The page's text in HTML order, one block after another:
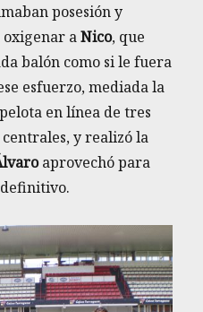
posesión y
oxigenar aNico, que
balón como si le fuera
esfuerzo, mediada la
en línea de tres
centrales, y realizó la
aprovechó para